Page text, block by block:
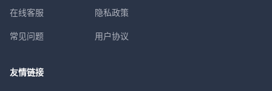
在线客服
常见问题
隐私政策
用户协议
友情链接